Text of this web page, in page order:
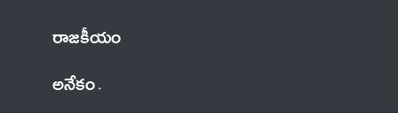
రాజకీయం
అనేకం